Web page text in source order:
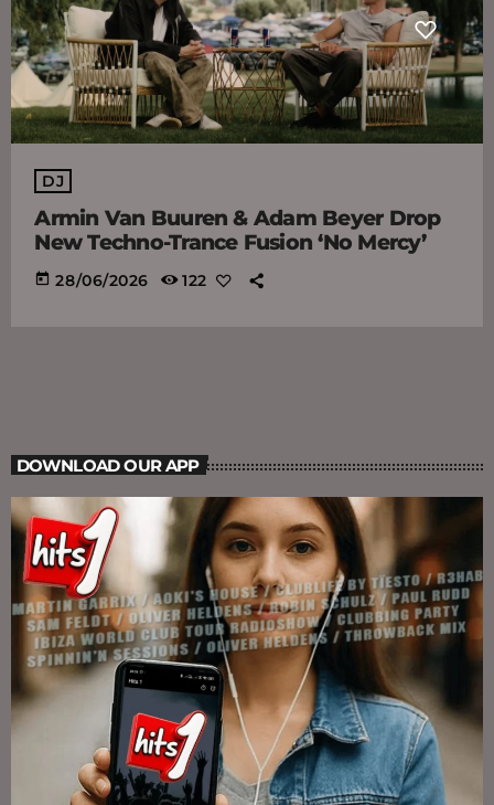
DJ
Armin Van Buuren & Adam Beyer Drop
New Techno-Trance Fusion ‘No Mercy’
today 28/06/2026 122
DOWNLOAD OUR APP